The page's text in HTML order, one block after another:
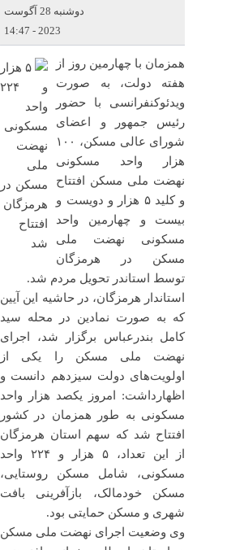
دوشنبه 28 آگوست
2023 - 14:47
همزمان با چهارمین روز از
هفته دولت، به صورت
ویدئوکنفرانسی با حضور
رئیس جمهور و اعضای
شورای عالی مسکن، ۱۰۰
هزار واحد مسکونی
نهضت ملی مسکن افتتاح
و کلید ۵ هزار و دویست و
بیست و چهارمین واحد
مسکونی نهضت ملی
مسکن در هرمزگان
توسط استاندر تحویل مردم شد.
استاندار هرمزگان، در حاشیه این آیین
که به صورت نمادین در محله سید
کامل بندرعباس برگزار شد، اجرای
نهضت ملی مسکن را یکی از
اولویت‌های دولت سیزدهم دانست و
اظهارداشت: امروز یکصد هزار واحد
مسکونی به طور همزمان در کشور
افتتاح شد که سهم استان هرمزگان
از این تعداد، ۵ هزار و ۲۲۴ واحد
مسکونی، شامل مسکن روستایی،
مسکن خودمالک، بازآفرینی بافت
شهری و مسکن حمایتی بود.
وی وضعیت اجرای نهضت ملی مسکن